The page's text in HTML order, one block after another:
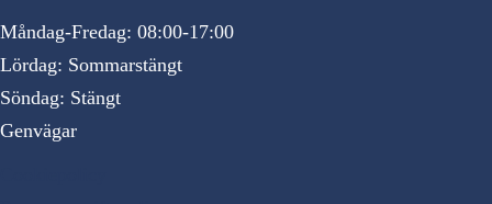
Måndag-Fredag: 08:00-17:00
Lördag: Sommarstängt
Söndag: Stängt
Genvägar